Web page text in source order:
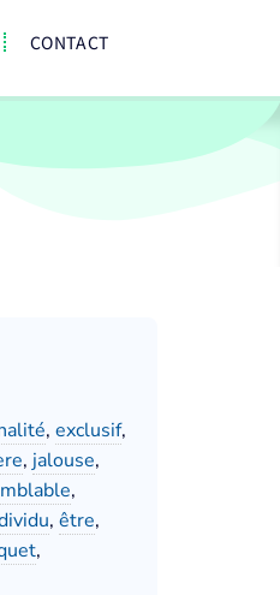
CONTACT
, exclusif,
, jalouse,
,
, être,
,